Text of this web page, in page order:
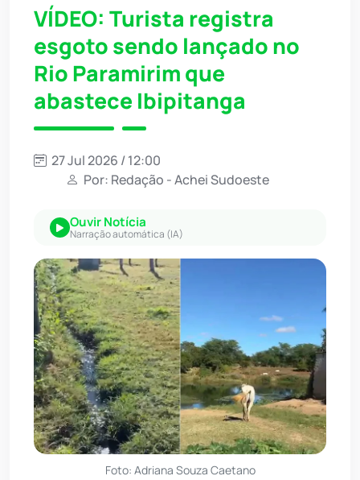
VÍDEO: Turista registra
esgoto sendo lançado no
Rio Paramirim que
abastece Ibipitanga
27 Jul 2026 / 12:00
Por: Redação - Achei Sudoeste
Ouvir Notícia
Narração automática (IA)
Foto: Adriana Souza Caetano